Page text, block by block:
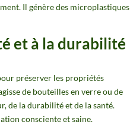
Il génère des microplastiques
et à la durabilité
préserver les propriétés
de bouteilles en verre ou de
de la durabilité et de la santé.
consciente et saine.